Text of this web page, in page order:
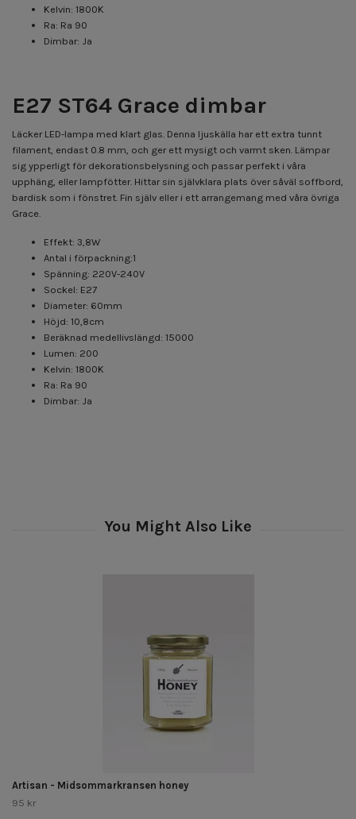
Kelvin: 1800K
Ra: Ra 90
Dimbar: Ja
E27 ST64 Grace dimbar
Läcker LED-lampa med klart glas. Denna ljuskälla har ett extra tunnt
filament, endast 0.8 mm, och ger ett mysigt och varmt sken. Lämpar
sig ypperligt för dekorationsbelysning och passar perfekt i våra
upphäng, eller lampfötter. Hittar sin självklara plats över såväl soffbord,
bardisk som i fönstret. Fin själv eller i ett arrangemang med våra övriga
Grace.
Effekt: 3,8W
Antal i förpackning:1
Spänning: 220V-240V
Sockel: E27
Diameter: 60mm
Höjd: 10,8cm
Beräknad medellivslängd: 15000
Lumen: 200
Kelvin: 1800K
Ra: Ra 90
Dimbar: Ja
Artisan - Midsommarkransen honey
95 kr